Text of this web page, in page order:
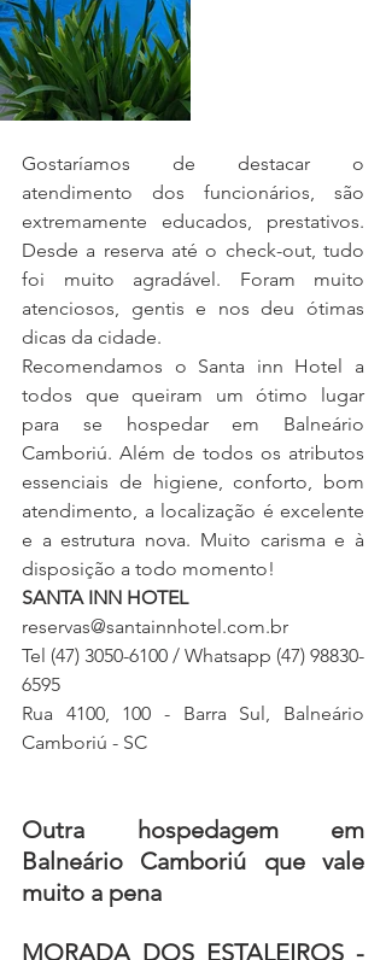
Gostaríamos de destacar o
atendimento dos funcionários, são
extremamente educados, prestativos.
Desde a reserva até o check-out, tudo
foi muito agradável. Foram muito
atenciosos, gentis e nos deu ótimas
dicas da cidade.
Recomendamos o Santa inn Hotel a
todos que queiram um ótimo lugar
para se hospedar em Balneário
Camboriú. Além de todos os atributos
essenciais de higiene, conforto, bom
atendimento, a localização é excelente
e a estrutura nova. Muito carisma e à
disposição a todo momento!
SANTA INN HOTEL
reservas@santainnhotel.com.br
Tel (47) 3050-6100 / Whatsapp (47) 98830-
6595
Rua 4100, 100 - Barra Sul, Balneário
Camboriú - SC
Outra hospedagem em
Balneário Camboriú que vale
muito a pena
MORADA DOS ESTALEIROS -